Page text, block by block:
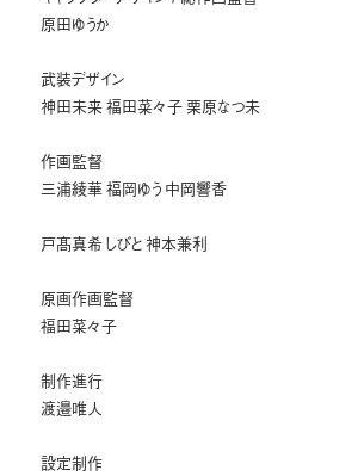
原田ゆうか
武装デザイン
神田未来 福田菜々子 栗原なつ未
作画監督
三浦綾華 福岡ゆう 中岡響香
戸髙真希 しびと 神本兼利
原画作画監督
福田菜々子
制作進行
渡邉唯人
設定制作